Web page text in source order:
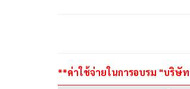
**ค่าใช้จ่ายในการอบรม "บริษั